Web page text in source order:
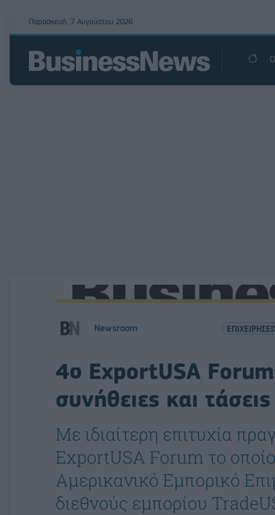
Παρασκευή, 7 Αυγούστου 2026
Newsroom
4ο ExportUSA
συνήθειες και τάσεις
Με ιδιαίτερη επιτυχία
ExportUSA Forum το
Αμερικανικό Εμπορικό
διεθνούς εμπορίου